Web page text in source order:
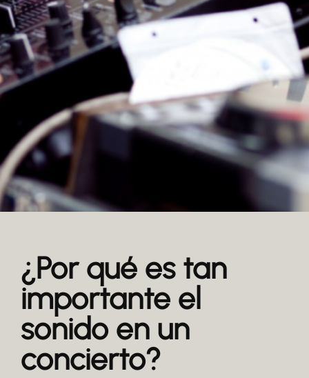
¿Por qué es tan
importante el
sonido en un
concierto?